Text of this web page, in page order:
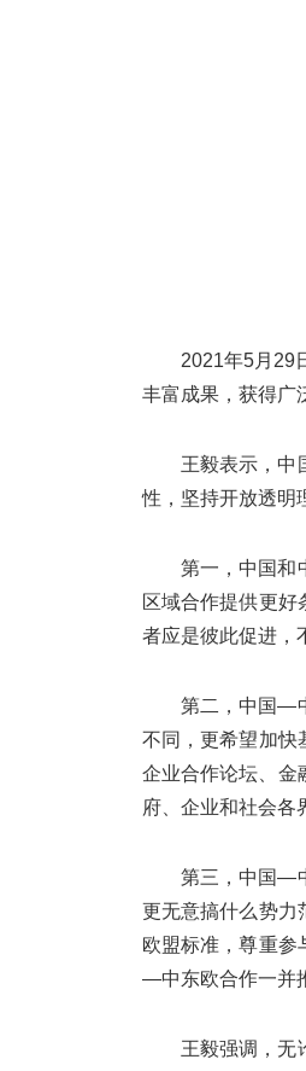
2021年5月 29
丰富成果，获得广
王毅表示，中
性，坚持开放透明
第一，中国和
区域合作提供更
者应是彼此促进，
第二，中国—
不同，更希望加快
企业合作论坛、金
府、企业和社会各
第三，中国—
更无意搞什么势力
欧盟标准，尊重参
—中东欧合作一并
王毅强调，无